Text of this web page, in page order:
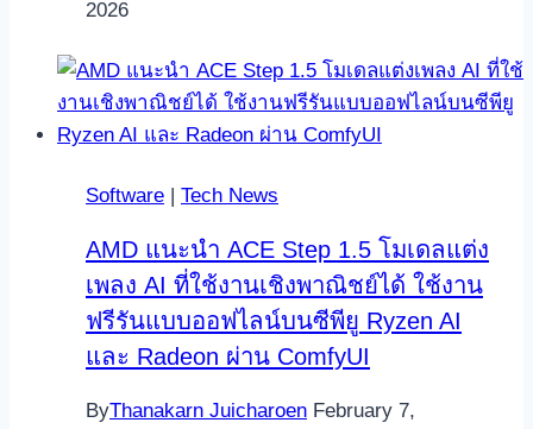
2026
Software | Tech News
AMD แนะนำ ACE Step 1.5 โมเดลแต่ง
เพลง AI ที่ใช้งานเชิงพาณิชย์ได้ ใช้งาน
ฟรีรันแบบออฟไลน์บนซีพียู Ryzen AI
และ Radeon ผ่าน ComfyUI
ByThanakarn Juicharoen February 7,